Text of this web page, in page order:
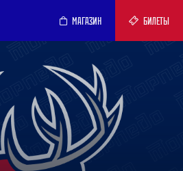
МАГАЗИН БИЛЕТЫ